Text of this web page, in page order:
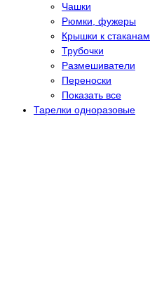
Чашки
Рюмки, фужеры
Крышки к стаканам
Трубочки
Размешиватели
Переноски
Показать все
Тарелки одноразовые